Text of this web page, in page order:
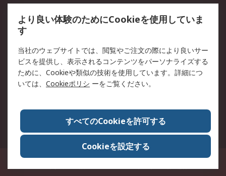
クッキーポリシー
RSについて
会社概要
採用情報
プレスリリース＆お知ら
コーポレートサイト
全世界のRS
RSの歴史
ESGへの取り組み（英語）
認証について
〒240-0005 神奈川県横浜市保土ヶ谷区神戸町134番地 横浜ビジネスパーク ウ
より良い体験のためにCookieを使用していま
す
当社のウェブサイトでは、閲覧やご注文の際により良いサー
ビスを提供し、表示されるコンテンツをパーソナライズする
ために、Cookieや類似の技術を使用しています。詳細につ
いては、 Cookieポリシ ーをご覧ください。
すべてのCookieを許可する
Cookieを設定する